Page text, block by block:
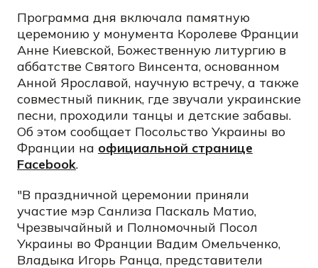
Программа дня включала памятную
церемонию у монумента Королеве Франции
Анне Киевской, Божественную литургию в
аббатстве Святого Винсента, основанном
Анной Ярославой, научную встречу, а также
совместный пикник, где звучали украинские
песни, проходили танцы и детские забавы.
Об этом сообщает Посольство Украины во
Франции на официальной странице
Facebook.
"В праздничной церемонии приняли
участие мэр Санлиза Паскаль Матио,
Чрезвычайный и Полномочный Посол
Украины во Франции Вадим Омельченко,
Владыка Игорь Ранца, представители